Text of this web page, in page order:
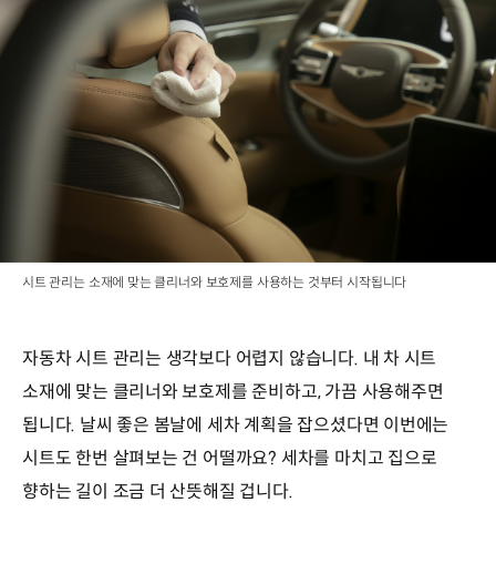
시트 관리는 소재에 맞는 클리너와 보호제를 사용하는 것부터 시작됩니다
자동차 시트 관리는 생각보다 어렵지 않습니다. 내 차 시트
소재에 맞는 클리너와 보호제를 준비하고, 가끔 사용해주면
됩니다. 날씨 좋은 봄날에 세차 계획을 잡으셨다면 이번에는
시트도 한번 살펴보는 건 어떨까요? 세차를 마치고 집으로
향하는 길이 조금 더 산뜻해질 겁니다.